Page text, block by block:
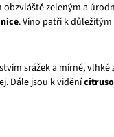
zeleným a
. Víno patří k
srážek a mírné,
Dále jsou k vidění